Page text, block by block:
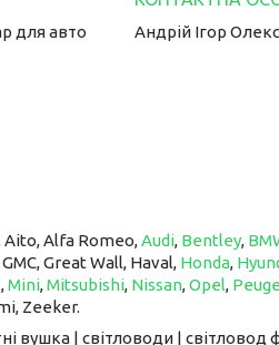
для авто Андрій Ігор
Aito, Alfa Romeo,Audi, Bentley,
Great Wall, Haval, Honda,
,Mini,Mitsubishi, Nissan,Opel,
Zeeker.
вушка | світловоди | світловод